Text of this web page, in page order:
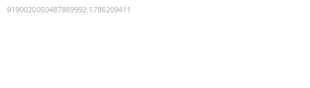
9190020050487889992:1786209411